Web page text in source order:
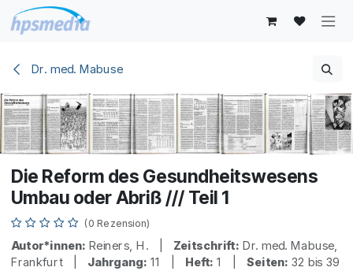
Zum Inhalt springen
Dr. med. Mabuse
Die Reform des Gesundheitswesens
Umbau oder Abriß /// Teil 1
(0 Rezension)
Autor*innen: Reiners, H. | Zeitschrift: Dr. med. Mabuse,
Frankfurt | Jahrgang: 11 | Heft: 1 |Seiten: 32 bis 39